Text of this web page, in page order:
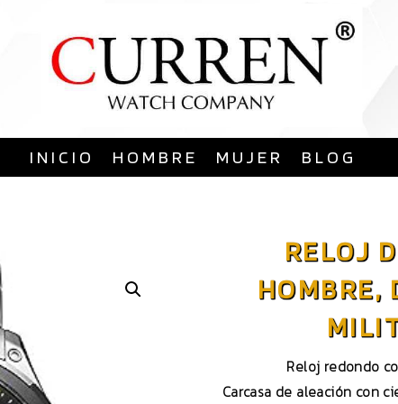
al
contenido
INICIO HOMBRE MUJER BLOG
RELOJ
HOMBRE,
Reloj redondo
Carcasa de aleación con